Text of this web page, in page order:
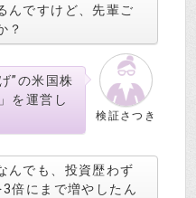
んですけど、先輩ご
？
検証さつき
”の米国株
を運営し
でも、投資歴わず
倍にまで増やしたん